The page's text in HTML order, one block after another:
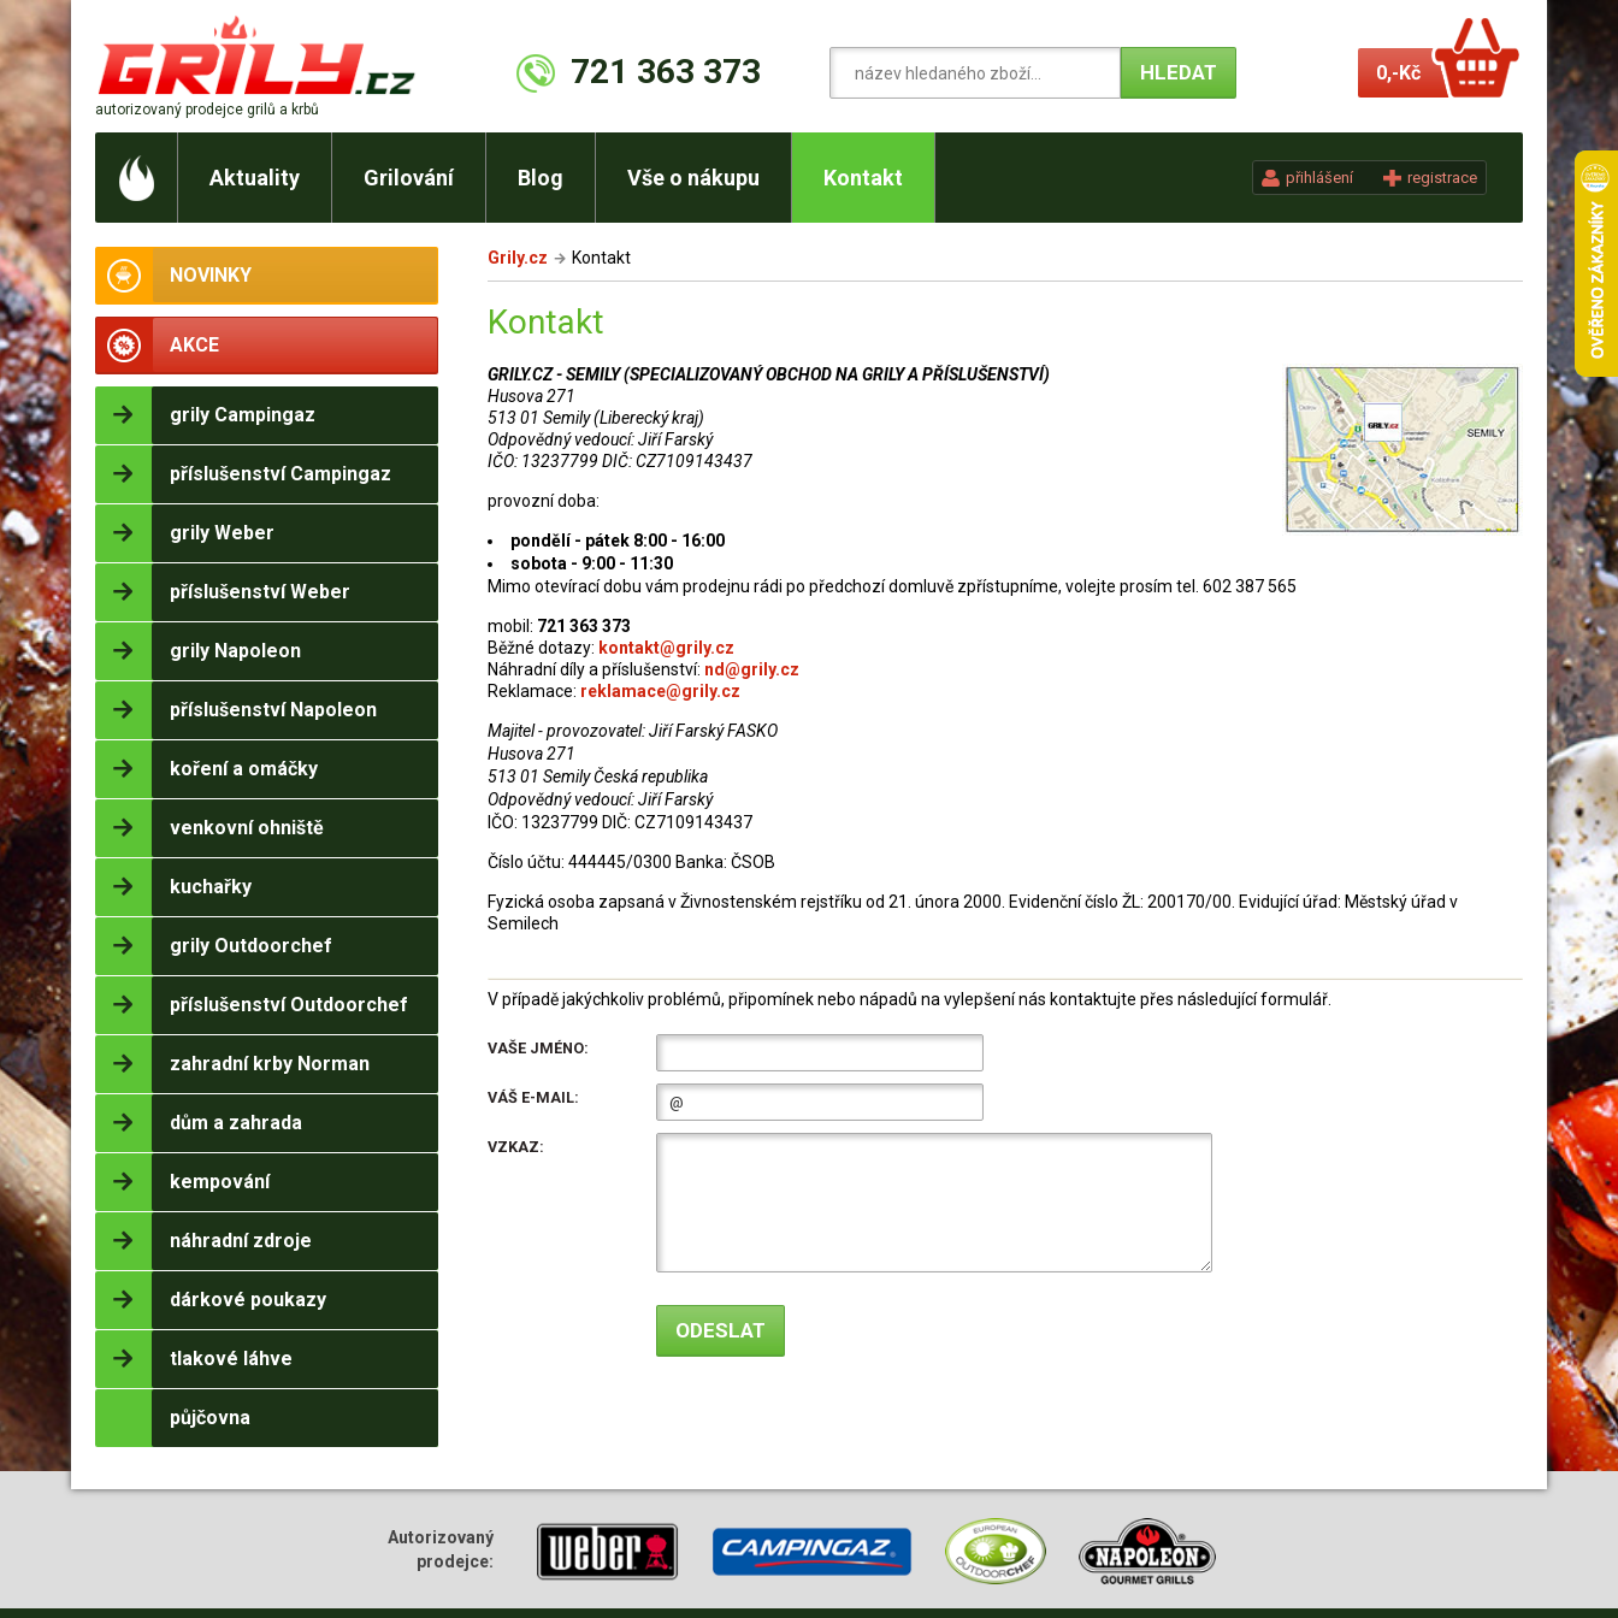
autorizovaný prodejce grilů a krbů
721 363 373 0,-Kč
Aktuality Grilování Blog Vše o nákupu Kontakt přihlášení registrace
NOVINKY
AKCE
grily Campingaz
příslušenství Campingaz
grily Weber
příslušenství Weber
grily Napoleon
příslušenství Napoleon
koření a omáčky
venkovní ohniště
kuchařky
grily Outdoorchef
příslušenství Outdoorchef
zahradní krby Norman
dům a zahrada
kempování
náhradní zdroje
dárkové poukazy
tlakové láhve
půjčovna
Grily.cz Kontakt
Kontakt
GRILY.CZ - SEMILY (SPECIALIZOVANÝ OBCHOD NA GRILY A PŘÍSLUŠENSTVÍ)
Husova 271
513 01 Semily (Liberecký kraj)
Odpovědný vedoucí: Jiří Farský
IČO: 13237799 DIČ: CZ7109143437
provozní doba:
pondělí - pátek 8:00 - 16:00
sobota - 9:00 - 11:30
Mimo otevírací dobu vám prodejnu rádi po předchozí domluvě zpřístupníme, volejte prosím tel. 602 387 565
mobil: 721 363 373
Běžné dotazy: kontakt@grily.cz
Náhradní díly a příslušenství: nd@grily.cz
Reklamace: reklamace@grily.cz
Majitel - provozovatel: Jiří Farský FASKO
Husova 271
513 01 Semily Česká republika
Odpovědný vedoucí: Jiří Farský
IČO: 13237799 DIČ: CZ7109143437
Číslo účtu: 444445/0300 Banka: ČSOB
Fyzická osoba zapsaná v Živnostenském rejstříku od 21. února 2000. Evidenční číslo ŽL: 200170/00. Evidující úřad: Městský úřad v
Semilech
V případě jakýchkoliv problémů, připomínek nebo nápadů na vylepšení nás kontaktujte přes následující formulář.
VAŠE JMÉNO:
VÁŠ E-MAIL:
VZKAZ:
Autorizovaný
prodejce: